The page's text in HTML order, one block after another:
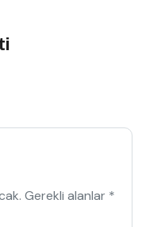
Gerekli alanlar *